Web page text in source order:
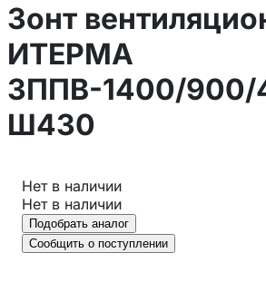
Зонт
ИТЕРМА
ЗППВ-1400/900/
Ш430
Нет в наличии
Нет в наличии
Подобрать аналог
Сообщить о поступлении